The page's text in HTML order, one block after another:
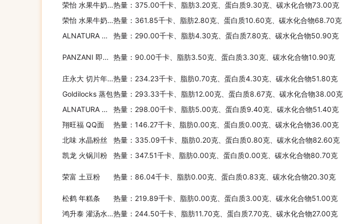
荣怡 水果牛奶燕麦(菠萝味)热量：375.00千卡、脂肪3.20克、蛋白质9.30克、碳水化合物73.00克
荣怡 水果牛奶燕麦(木瓜味)热量：361.85千卡、脂肪2.80克、蛋白质10.60克、碳水化合物68.70克
ALNATURA 有机意式小饺子(蔬菜馅)
热量：290.00千卡、脂肪4.30克、蛋白质7.80克、碳水化合物50.90克
PANZANI 即食西红柿牛肉意式饺 热量：90.00千卡、脂肪3.50克、蛋白质3.30克、碳水化合物10.90克
庄永大 切片年糕热量：234.23千卡、脂肪0.70克、蛋白质4.30克、碳水化合物51.80克
Goldilocks 蒸包热量：293.33千卡、脂肪12.00克、蛋白质8.67克、碳水化合物38.00克
ALNATURA 有机意式小饺子(番茄红椒馅)
热量：298.00千卡、脂肪5.00克、蛋白质9.40克、碳水化合物51.40克
翔旺福 QQ面
热量：146.27千卡、脂肪0.00克、蛋白质0.00克、碳水化合物36.00克
北味 水晶粉丝
热量：335.09千卡、脂肪0.20克、蛋白质0.80克、碳水化合物82.60克
凯龙 火锅川粉
热量：347.51千卡、脂肪0.00克、蛋白质0.00克、碳水化合物80.70克
荣富 土豆粉 热量：86.04千卡、脂肪0.00克、蛋白质0.83克、碳水化合物20.30克
松鹤 年糕条
热量：219.89千卡、脂肪0.00克、蛋白质3.00克、碳水化合物51.00克
鸿升泰 灌汤水饺(猪肉韭菜)热量：244.50千卡、脂肪11.70克、蛋白质7.70克、碳水化合物27.00克